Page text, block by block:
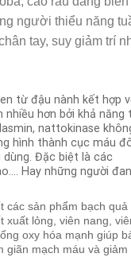
người thiểu năng
tay, suy giảm trí
từ đậu nành kết hợp
hơn bởi khả năng
nattokinase
hình thành cục máu
Đặc biệt là các
Hay những người
các sản phẩm bạch quả
xuất lỏng, viên nang,
oxy hóa mạnh giúp
giãn mạch máu và giảm